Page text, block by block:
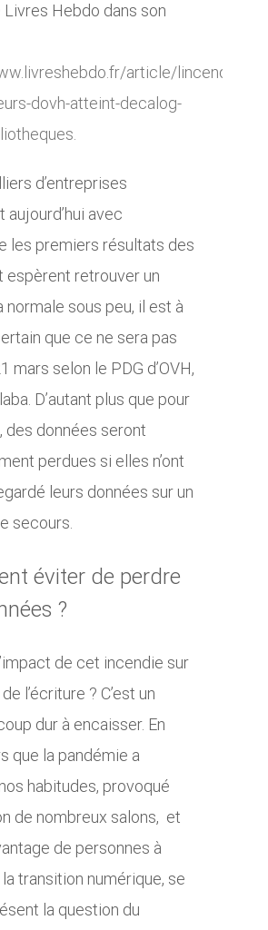
Hebdo dans son
article/lincendie-
dovh-atteint-decalog-
d’entreprises
aujourd’hui avec
les premiers résultats des
espèrent retrouver un
normale sous peu, il est à
que ce ne sera pas
mars selon le PDG d’OVH,
D’autant plus que pour
des données seront
perdues si elles n’ont
leurs données sur un
secours.
éviter de perdre
?
de cet incendie sur
l’écriture ? C’est un
dur à encaisser. En
que la pandémie a
habitudes, provoqué
de nombreux salons, et
de personnes à
transition numérique, se
la question du